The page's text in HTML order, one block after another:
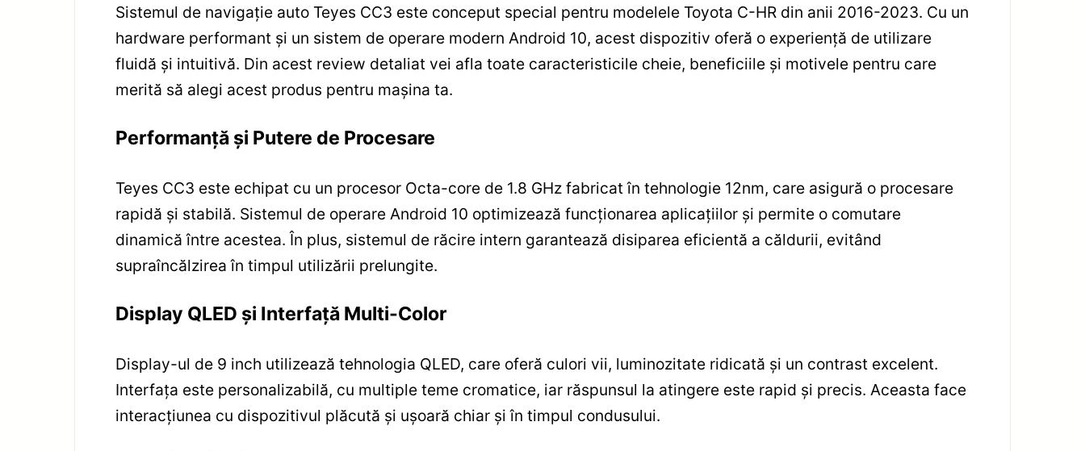
Sistemul de navigație auto Teyes CC3 este conceput special pentru modelele Toyota C-HR din anii 2016-2023. Cu un
hardware performant și un sistem de operare modern Android 10, acest dispozitiv oferă o experiență de utilizare
fluidă și intuitivă. Din acest review detaliat vei afla toate caracteristicile cheie, beneficiile și motivele pentru care
merită să alegi acest produs pentru mașina ta.
Performanță și Putere de Procesare
Teyes CC3 este echipat cu un procesor Octa-core de 1.8 GHz fabricat în tehnologie 12nm, care asigură o procesare
rapidă și stabilă. Sistemul de operare Android 10 optimizează funcționarea aplicațiilor și permite o comutare
dinamică între acestea. În plus, sistemul de răcire intern garantează disiparea eficientă a căldurii, evitând
supraîncălzirea în timpul utilizării prelungite.
Display QLED și Interfață Multi-Color
Display-ul de 9 inch utilizează tehnologia QLED, care oferă culori vii, luminozitate ridicată și un contrast excelent.
Interfața este personalizabilă, cu multiple teme cromatice, iar răspunsul la atingere este rapid și precis. Aceasta face
interacțiunea cu dispozitivul plăcută și ușoară chiar și în timpul condusului.